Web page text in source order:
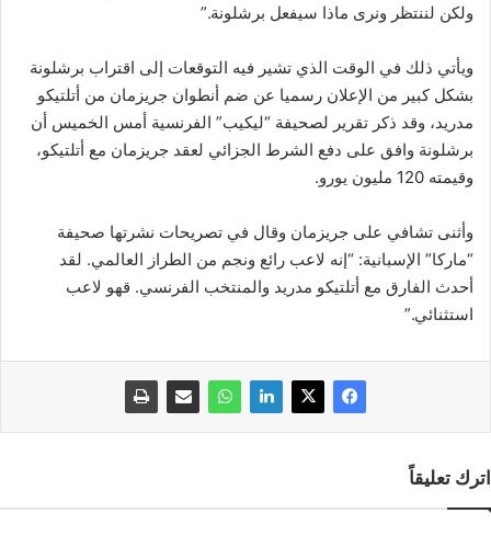
ولكن لننتظر ونرى ماذا سيفعل برشلونة.”
ويأتي ذلك في الوقت الذي تشير فيه التوقعات إلى اقتراب برشلونة
بشكل كبير من الإعلان رسميا عن ضم أنطوان جريزمان من أتلتيكو
مدريد، وقد ذكر تقرير لصحيفة “ليكيب” الفرنسية أمس الخميس أن
برشلونة وافق على دفع الشرط الجزائي لعقد جريزمان مع أتلتيكو،
وقيمته 120 مليون يورو.
وأثنى تشافي على جريزمان وقال في تصريحات نشرتها صحيفة
“ماركا” الإسبانية: “إنه لاعب رائع ونجم من الطراز العالمي. لقد
أحدث الفارق مع أتلتيكو مدريد والمنتخب الفرنسي. قهو لاعب
استثنائي.”
اترك تعليقاً